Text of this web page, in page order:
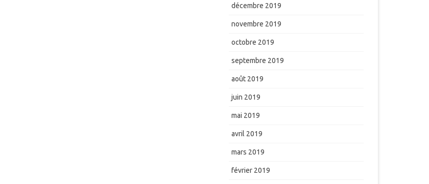
décembre 2019
novembre 2019
octobre 2019
septembre 2019
août 2019
juin 2019
mai 2019
avril 2019
mars 2019
février 2019